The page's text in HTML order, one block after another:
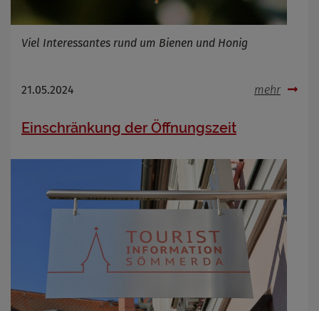
Viel Interessantes rund um Bienen und Honig
21.05.2024 mehr
Einschränkung der Öffnungszeit
Cookies die bei der Verwendung von
OpenWeatherAPI gesetzt werden
Anbieter
Cookie Laufzeit
Infos schließen